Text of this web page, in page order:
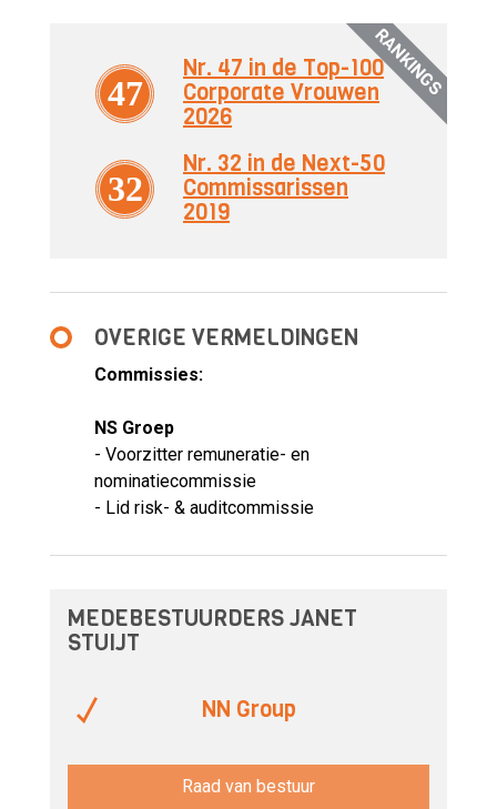
RANKINGS
47
Nr. 47 in de Top-100
Corporate Vrouwen
2026
32
Nr. 32 in de Next-50
Commissarissen
2019
OVERIGE VERMELDINGEN
Commissies:
NS Groep
- Voorzitter remuneratie- en
nominatiecommissie
- Lid risk- & auditcommissie
MEDEBESTUURDERS JANET
STUIJT
NN Group
Raad van bestuur